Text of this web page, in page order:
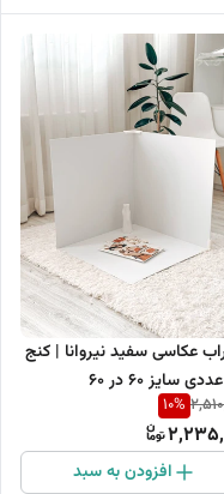
عکاسی سفید نیروانا | کنج
سایز 60 در 60
10%
افزودن به سبد